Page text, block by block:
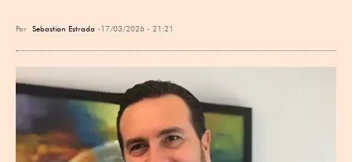
Por Sebastian Estrada 17/03/2026 - 21:21